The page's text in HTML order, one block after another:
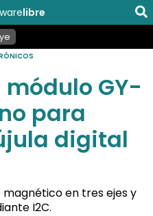
libre
GY-
para
digital
magnético en tres ejes y
I2C.